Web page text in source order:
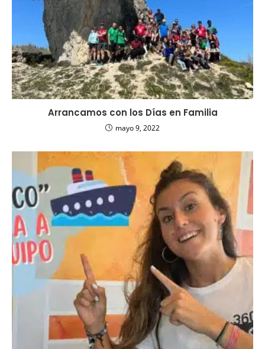
Arrancamos con los Días en Familia
mayo 9, 2022